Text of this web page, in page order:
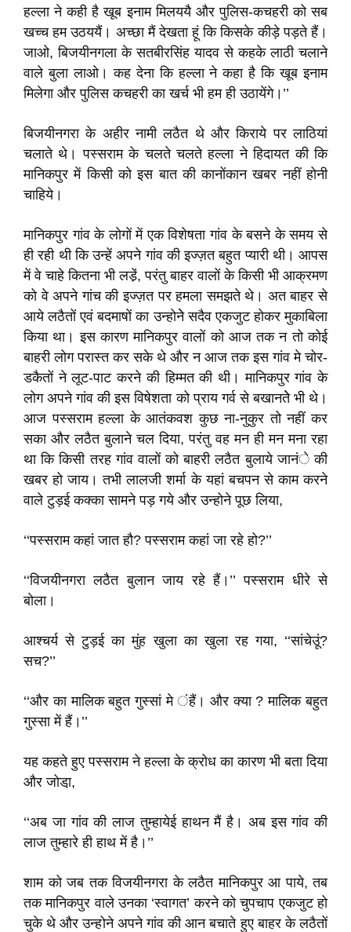
हल्ला ने कही है खूब इनाम मिलययै और पुलिस-कचहरी को सब
खच्च हम उठययैं। अच्छा मैं देखता हूं कि किसके कीड़े पड़ते हैं।
जाओ, बिजयीनगला के सतबीरसिंह यादव से कहके लाठी चलाने
वाले बुला लाओ। कह देना कि हल्ला ने कहा है कि खूब इनाम
मिलेगा और पुलिस कचहरी का खर्च भी हम ही उठायेंगे।’’
बिजयीनगरा के अहीर नामी लठैत थे और किराये पर लाठियां
चलाते थे। पस्सराम के चलते चलते हल्ला ने हिदायत की कि
मानिकपुर में किसी को इस बात की कानोंकान खबर नहीं होनी
चाहिये।
मानिकपुर गांव के लोगों में एक विशेषता गांव के बसने के समय से
ही रही थी कि उन्हें अपने गांव की इज्ज़त बहुत प्यारी थी। आपस
में वे चाहे कितना भी लडे़ं, परंतु बाहर वालों के किसी भी आक्रमण
को वे अपने गांच की इज्ज़त पर हमला समझते थे। अत बाहर से
आये लठैतों एवं बदमाषों का उन्होनेे सदैव एकजुट होकर मुकाबिला
किया था। इस कारण मानिकपुर वालों को आज तक न तो कोई
बाहरी लोग परास्त कर सके थे और न आज तक इस गांव मे चोर-
डकैतों ने लूट-पाट करने की हिम्मत की थी। मानिकपुर गांव के
लोग अपने गांव की इस विषेशता को प्राय गर्व से बखानतेे भी थे।
आज पस्सराम हल्ला के आतंकवश कुछ ना-नुकुर तो नहीं कर
सका और लठैत बुलाने चल दिया, परंतु वह मन ही मन मना रहा
था कि किसी तरह गांव वालों को बाहरी लठैत बुलाये जानंे की
खबर हो जाय। तभी लालजी शर्मा के यहां बचपन से काम करने
वाले टुड़ई कक्का सामने पड़ गये और उन्होने पूछ लिया,
‘‘पस्सराम कहां जात हौ? पस्सराम कहां जा रहे हो?’’
‘‘विजयीनगरा लठैत बुलान जाय रहे हैं।’’ पस्सराम धीरे से
बोला।
आश्चर्य से टुड़ई का मुंह खुला का खुला रह गया, ‘‘सांचेउूं?
सच?’’
‘‘और का मालिक बहुत गुस्सां मे ंहैं। और क्या ? मालिक बहुत
गुस्सा में हैं।’’
यह कहते हुए पस्सराम ने हल्ला के क्रोध का कारण भी बता दिया
और जोडा़,
‘‘अब जा गांव की लाज तुम्हायेई हाथन मैं है। अब इस गांव की
लाज तुम्हारे ही हाथ में है।’’
शाम को जब तक विजयीनगरा के लठैत मानिकपुर आ पाये, तब
तक मानिकपुर वाले उनका ‘स्वागत’ करने को चुपचाप एकजुट हो
चुके थे और उन्होने अपने गांव की आन बचाते हुए बाहर के लठैतों